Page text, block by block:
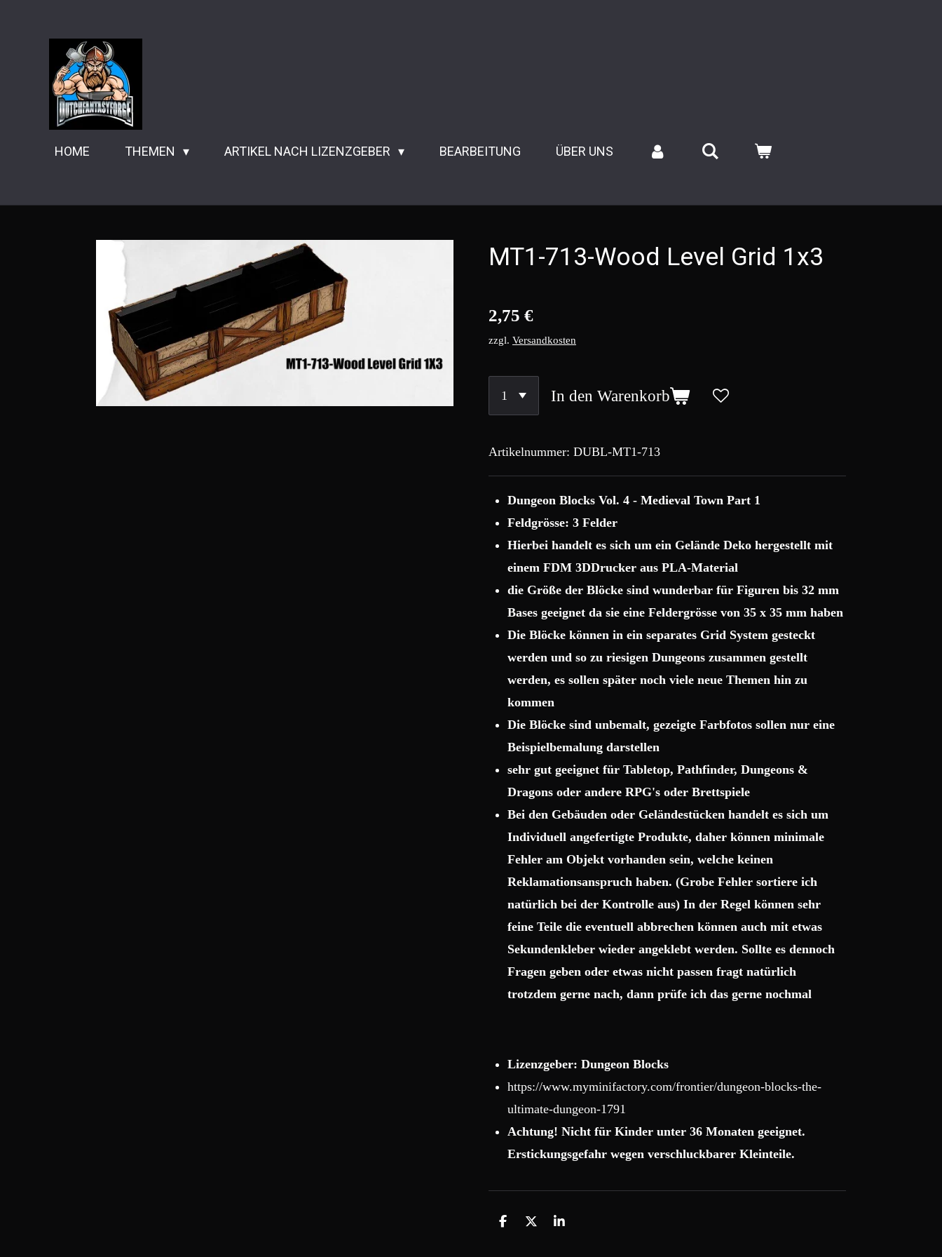
Hauptinhalt
HOME THEMEN ARTIKEL NACH LIZENZGEBER BEARBEITUNG ÜBER UNS
MT1-713-Wood Level Grid 1x3
2,75 €
zzgl. Versandkosten
In den Warenkorb
Artikelnummer: DUBL-MT1-713
Dungeon Blocks Vol. 4 - Medieval Town Part 1
Feldgrösse: 3 Felder
Hierbei handelt es sich um ein Gelände Deko hergestellt mit
einem FDM 3DDrucker aus PLA-Material
die Größe der Blöcke sind wunderbar für Figuren bis 32 mm
Bases geeignet da sie eine Feldergrösse von 35 x 35 mm haben
Die Blöcke können in ein separates Grid System gesteckt
werden und so zu riesigen Dungeons zusammen gestellt
werden, es sollen später noch viele neue Themen hin zu
kommen
Die Blöcke sind unbemalt, gezeigte Farbfotos sollen nur eine
Beispielbemalung darstellen
sehr gut geeignet für Tabletop, Pathfinder, Dungeons &
Dragons oder andere RPG's oder Brettspiele
Bei den Gebäuden oder Geländestücken handelt es sich um
Individuell angefertigte Produkte, daher können minimale
Fehler am Objekt vorhanden sein, welche keinen
Reklamationsanspruch haben. (Grobe Fehler sortiere ich
natürlich bei der Kontrolle aus) In der Regel können sehr
feine Teile die eventuell abbrechen können auch mit etwas
Sekundenkleber wieder angeklebt werden. Sollte es dennoch
Fragen geben oder etwas nicht passen fragt natürlich
trotzdem gerne nach, dann prüfe ich das gerne nochmal
Lizenzgeber: Dungeon Blocks
https://www.myminifactory.com/frontier/dungeon-blocks-the-
ultimate-dungeon-1791
Achtung! Nicht für Kinder unter 36 Monaten geeignet.
Erstickungsgefahr wegen verschluckbarer Kleinteile.
T
T
T